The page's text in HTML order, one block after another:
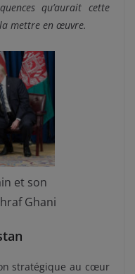
qu’aurait cette
mettre en œuvre.
et son
Ghani
stratégique au cœur